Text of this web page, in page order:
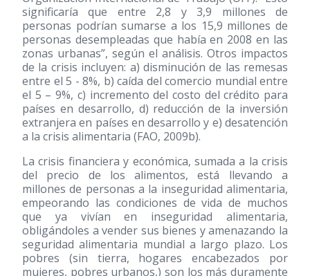
significaría que entre 2,8 y 3,9 millones de
personas podrían sumarse a los 15,9 millones de
personas desempleadas que había en 2008 en las
zonas urbanas”, según el análisis. Otros impactos
de la crisis incluyen: a) disminución de las remesas
entre el 5 - 8%, b) caída del comercio mundial entre
el 5 – 9%, c) incremento del costo del crédito para
países en desarrollo, d) reducción de la inversión
extranjera en países en desarrollo y e) desatención
a la crisis alimentaria (FAO, 2009b).
La crisis financiera y económica, sumada a la crisis
del precio de los alimentos, está llevando a
millones de personas a la inseguridad alimentaria,
empeorando las condiciones de vida de muchos
que ya vivían en inseguridad alimentaria,
obligándoles a vender sus bienes y amenazando la
seguridad alimentaria mundial a largo plazo. Los
pobres (sin tierra, hogares encabezados por
mujeres, pobres urbanos,) son los más duramente